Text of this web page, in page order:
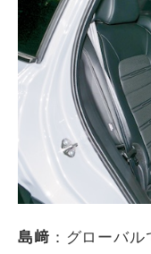
島﨑 ：グローバ